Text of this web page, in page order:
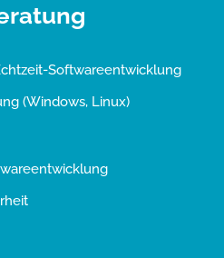
Softwareentwicklung
(Windows, Linux)